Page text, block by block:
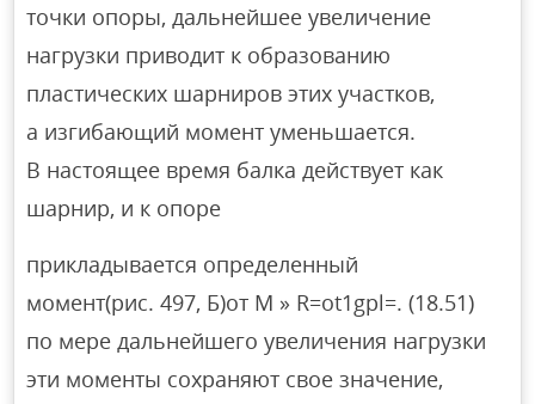
точки опоры, дальнейшее увеличение
нагрузки приводит к образованию
пластических шарниров этих участков,
а изгибающий момент уменьшается.
В настоящее время балка действует как
шарнир, и к опоре
прикладывается определенный
момент(рис. 497, Б)от M » R=ot1gpl=. (18.51)
по мере дальнейшего увеличения нагрузки
эти моменты сохраняют свое значение,